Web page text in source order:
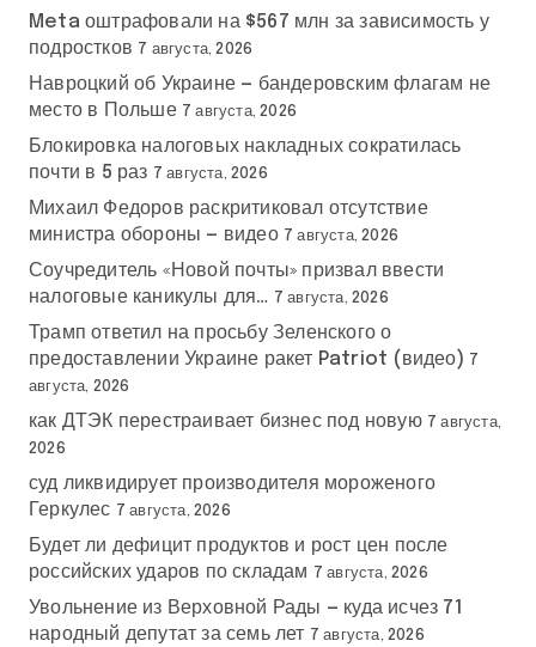
Meta оштрафовали на $567 млн за зависимость у
подростков 7 августа, 2026
Навроцкий об Украине — бандеровским флагам не
место в Польше 7 августа, 2026
Блокировка налоговых накладных сократилась
почти в 5 раз 7 августа, 2026
Михаил Федоров раскритиковал отсутствие
министра обороны — видео 7 августа, 2026
Соучредитель «Новой почты» призвал ввести
налоговые каникулы для… 7 августа, 2026
Трамп ответил на просьбу Зеленского о
предоставлении Украине ракет Patriot (видео) 7
августа, 2026
как ДТЭК перестраивает бизнес под новую 7 августа,
2026
суд ликвидирует производителя мороженого
Геркулес 7 августа, 2026
Будет ли дефицит продуктов и рост цен после
российских ударов по складам 7 августа, 2026
Увольнение из Верховной Рады — куда исчез 71
народный депутат за семь лет 7 августа, 2026